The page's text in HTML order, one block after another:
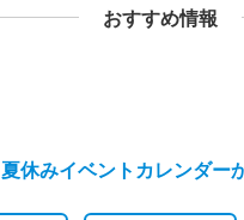
おすすめ情報
夏休みイベントカレンダー